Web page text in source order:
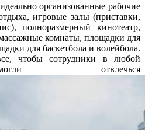
организованные рабочие
игровые залы (приставки,
полноразмерный кинотеатр,
комнаты, площадки для
для баскетбола и волейбола.
чтобы сотрудники в любой
отвлечься